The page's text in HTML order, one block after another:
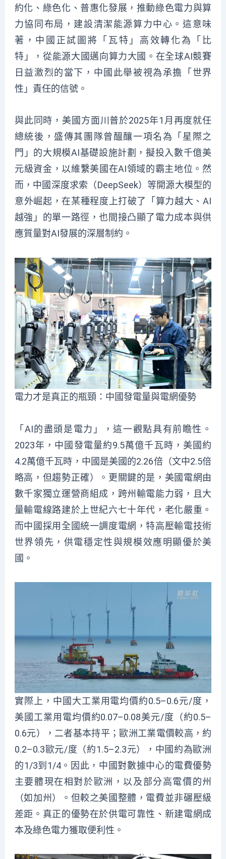
約化、綠色化、普惠化發展，推動綠色電力與算
力協同布局，建設清潔能源算力中心。這意味
著，中國正試圖將「瓦特」高效轉化為「比
特」，從能源大國邁向算力大國。在全球AI競賽
日益激烈的當下，中國此舉被視為承擔「世界
性」責任的信號。
與此同時，美國方面川普於2025年1月再度就任
總統後，盛傳其團隊曾醞釀一項名為「星際之
門」的大規模AI基礎設施計劃，擬投入數千億美
元級資金，以維繫美國在AI領域的霸主地位。然
而，中國深度求索（DeepSeek）等開源大模型的
意外崛起，在某種程度上打破了「算力越大、AI
越強」的單一路徑，也間接凸顯了電力成本與供
應質量對AI發展的深層制約。
電力才是真正的瓶頸：中國發電量與電網優勢
「AI的盡頭是電力」，這一觀點具有前瞻性。
2023年，中國發電量約9.5萬億千瓦時，美國約
4.2萬億千瓦時，中國是美國的2.26倍（文中2.5倍
略高，但趨勢正確）。更關鍵的是，美國電網由
數千家獨立運營商組成，跨州輸電能力弱，且大
量輸電線路建於上世紀六七十年代，老化嚴重。
而中國採用全國統一調度電網，特高壓輸電技術
世界領先，供電穩定性與規模效應明顯優於美
國。
實際上，中國大工業用電均價約0.5–0.6元/度，
美國工業用電均價約0.07–0.08美元/度（約0.5–
0.6元），二者基本持平；歐洲工業電價較高，約
0.2–0.3歐元/度（約1.5–2.3元），中國約為歐洲
的1/3到1/4。因此，中國對數據中心的電費優勢
主要體現在相對於歐洲，以及部分高電價的州
（如加州）。但較之美國整體，電費並非碾壓級
差距。真正的優勢在於供電可靠性、新建電網成
本及綠色電力獲取便利性。